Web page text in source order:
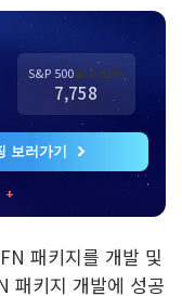
S&P 500▲ 0.61%
7,758
보러가기
+
패키지를 개발 및
패키지 개발에 성공